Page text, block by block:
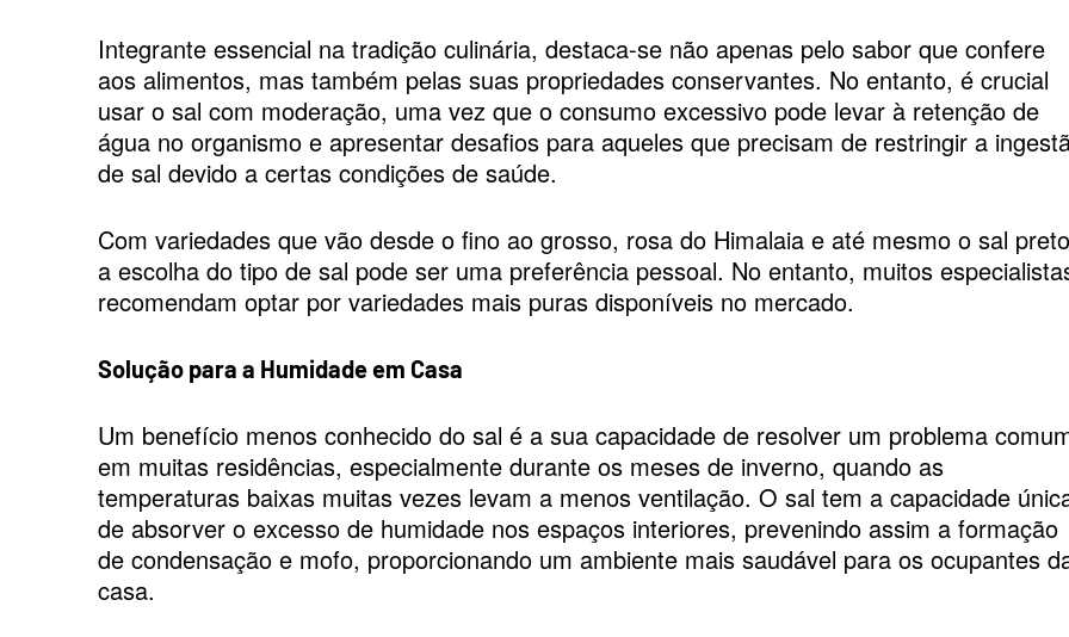
Integrante essencial na tradição culinária, destaca-se não apenas pelo sabor que confere
aos alimentos, mas também pelas suas propriedades conservantes. No entanto, é crucial
usar o sal com moderação, uma vez que o consumo excessivo pode levar à retenção de
água no organismo e apresentar desafios para aqueles que precisam de restringir a
de sal devido a certas condições de saúde.
Com variedades que vão desde o fino ao grosso, rosa do Himalaia e até mesmo o sal
a escolha do tipo de sal pode ser uma preferência pessoal. No entanto, muitos
recomendam optar por variedades mais puras disponíveis no mercado.
Solução para a Humidade em Casa
Um benefício menos conhecido do sal é a sua capacidade de resolver um problema
em muitas residências, especialmente durante os meses de inverno, quando as
temperaturas baixas muitas vezes levam a menos ventilação. O sal tem a capacidade
de absorver o excesso de humidade nos espaços interiores, prevenindo assim a formação
de condensação e mofo, proporcionando um ambiente mais saudável para os ocupantes
casa.